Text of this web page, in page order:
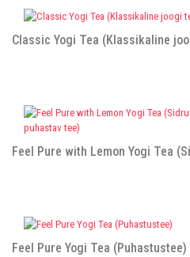
Classic Yogi Tea (Klassikaline
Feel Pure with Lemon Yogi Tea
Feel Pure Yogi Tea (Puhastustee)